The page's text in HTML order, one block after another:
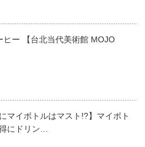
ヒー 【台北当代美術館 MOJO
マイボトルはマスト!?】マイボト
にドリン…